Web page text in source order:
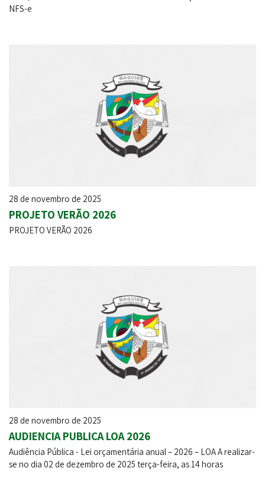
NFS-e
28 de novembro de 2025
PROJETO VERÃO 2026
PROJETO VERÃO 2026
28 de novembro de 2025
AUDIENCIA PUBLICA LOA 2026
Audiência Pública - Lei orçamentária anual – 2026 – LOA A realizar-
se no dia 02 de dezembro de 2025 terça-feira, as 14 horas